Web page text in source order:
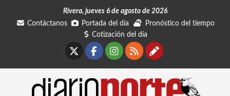
Rivera, jueves 6 de agosto de 2026
Contáctanos
Portada del día
Pronóstico del tiempo
Cotización del día
Facebook
Instagram
RSSContáctanos